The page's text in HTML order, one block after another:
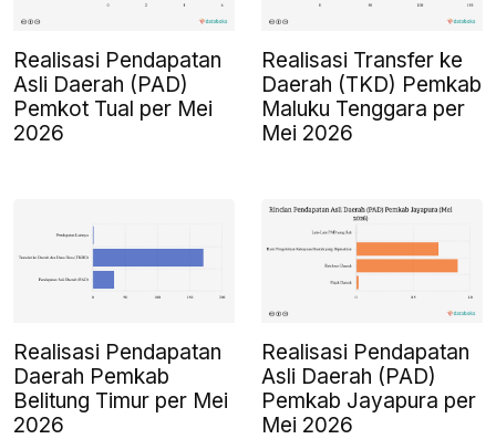
Realisasi Pendapatan
Asli Daerah (PAD)
Pemkot Tual per Mei
2026
Realisasi Transfer ke
Daerah (TKD) Pemkab
Maluku Tenggara per
Mei 2026
Realisasi Pendapatan
Daerah Pemkab
Belitung Timur per Mei
2026
Realisasi Pendapatan
Asli Daerah (PAD)
Pemkab Jayapura per
Mei 2026